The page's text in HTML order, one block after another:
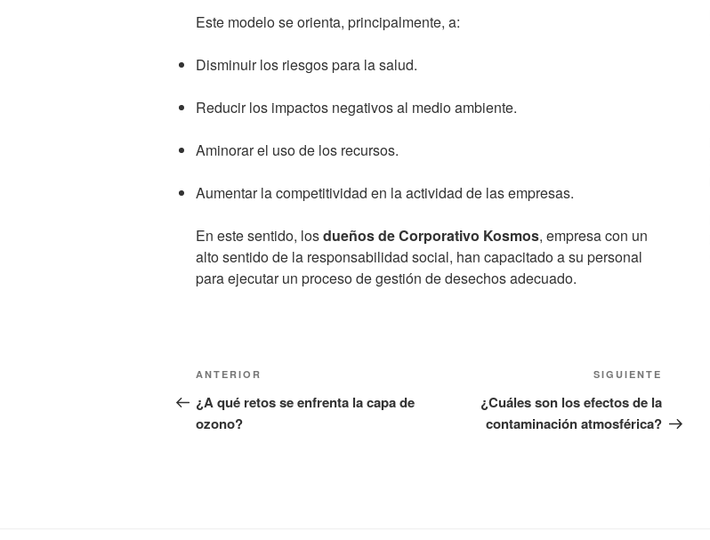
Este modelo se orienta, principalmente, a:
Disminuir los riesgos para la salud.
Reducir los impactos negativos al medio ambiente.
Aminorar el uso de los recursos.
Aumentar la competitividad en la actividad de las empresas.
En este sentido, losdueños de Corporativo Kosmos, empresa con un
alto sentido de la responsabilidad social, han capacitado a su personal
para ejecutar un proceso de gestión de desechos adecuado.
Navegación
de
entradas
Entrada
anterior:
ANTERIOR
¿A qué retos se enfrenta la capa de
ozono?
entrada
SIGUIENTE
¿Cuáles son los efectos de la
contaminación atmosférica?